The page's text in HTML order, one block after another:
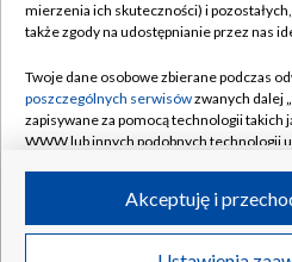
Naziemna Telewizja Cyfrowa
Rada Programowa
System NOS
Informacje o nadawcy
Program dla prasy
©2026 Telewizja
mierzenia ich skuteczności) i
także zgody na udostępnianie przez nas
Twoje dane osobowe zbierane podczas
poszczególnych serwisówzwanych dalej
zapisywane za pomocą technologii takich
WWW lub innych podobnych technologii
ruchu w Internecie.
Twoje dane osobowe zbierane podczas
Akceptuję i